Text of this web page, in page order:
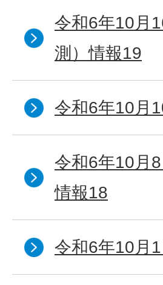
令和6年10月
測）情報19
令和6年10月
令和6年10月
情報18
令和6年10月